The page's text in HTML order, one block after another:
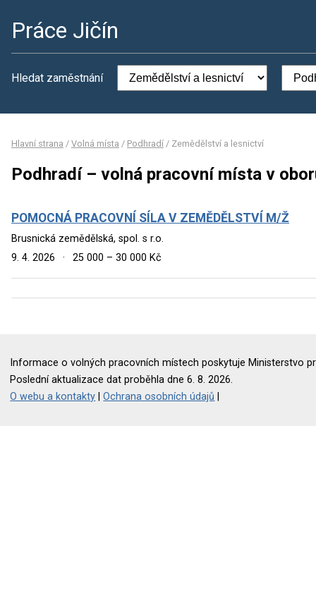
Práce Jičín
Hledat zaměstnání
Hlavní strana / Volná místa / Podhradí / Zemědělství a lesnictví
Podhradí – volná pracovní místa v
POMOCNÁ PRACOVNÍ SÍLA V ZEMĚDĚLSTVÍ M/Ž
Brusnická zemědělská, spol. s r.o.
9. 4. 2026
· 25 000 – 30 000 Kč
Informace o volných pracovních místech poskytuje Ministerstvo
Poslední aktualizace dat proběhla dne 6. 8. 2026.
O webu a kontakty |Ochrana osobních údajů